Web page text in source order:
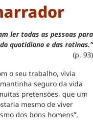
ler todas as pessoas para
quotidiano e das rotinas.”
(p. 93)
o seu trabalho, vivia
seguro da vida
pretensões, que um
mesmo de viver
dos bons homens”,